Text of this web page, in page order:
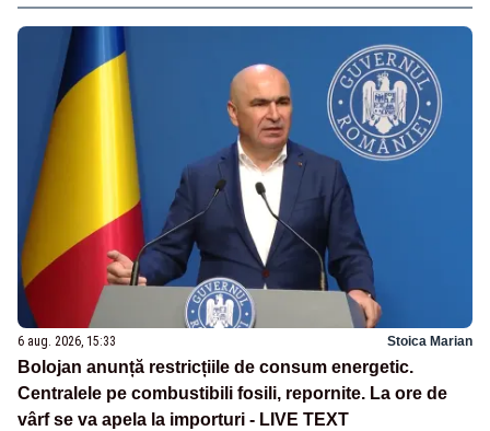
6 aug. 2026, 15:33 Stoica Marian
Bolojan anunță restricțiile de consum energetic.
Centralele pe combustibili fosili, repornite. La ore de
vârf se va apela la importuri - LIVE TEXT